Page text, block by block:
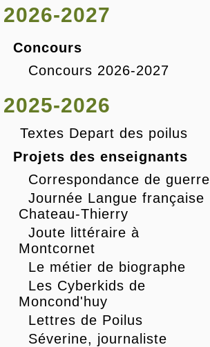
2026-2027
Concours
Concours 2026-2027
2025-2026
Textes Depart des poilus
Projets des enseignants
Correspondance de guerre
Journée Langue française
Chateau-Thierry
Joute littéraire à
Montcornet
Le métier de biographe
Les Cyberkids de
Moncond'huy
Lettres de Poilus
Séverine, journaliste